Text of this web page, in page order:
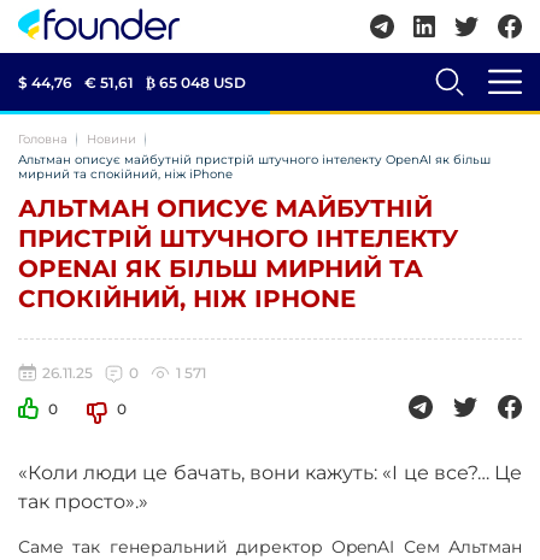
$ 44,76 € 51,61 ₿ 65 048 USD
Головна
Новини
Альтман описує майбутній пристрій штучного інтелекту OpenAI як більш
мирний та спокійний, ніж iPhone
АЛЬТМАН ОПИСУЄ МАЙБУТНІЙ
ПРИСТРІЙ ШТУЧНОГО ІНТЕЛЕКТУ
OPENAI ЯК БІЛЬШ МИРНИЙ ТА
СПОКІЙНИЙ, НІЖ IPHONE
26.11.25 0
1 571
0
0
«Коли люди це бачать, вони кажуть: «І це все?… Це
так просто».»
Саме так генеральний директор OpenAI Сем Альтман